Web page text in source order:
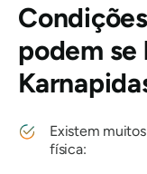
podem
Existem
física: